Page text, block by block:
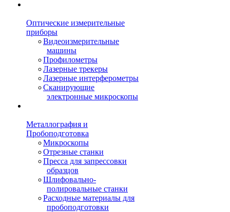
Оптические измерительные
приборы
Видеоизмерительные
машины
Профилометры
Лазерные трекеры
Лазерные интерферометры
Сканирующие
электронные микроскопы
Металлография и
Пробоподготовка
Микроскопы
Отрезные станки
Пресса для запрессовки
образцов
Шлифовально-
полировальные станки
Расходные материалы для
пробоподготовки